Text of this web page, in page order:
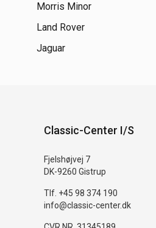
Morris Minor
Land Rover
Jaguar
Classic-Center I/S
Fjelshøjvej 7
DK-9260 Gistrup
Tlf. +45 98 374 190
info@classic-center.dk